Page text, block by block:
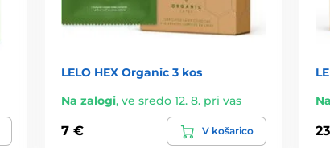
LELO HEX Organic 3 kos
Na zalogi, ve sredo 12. 8. pri vas
7 € V košarico